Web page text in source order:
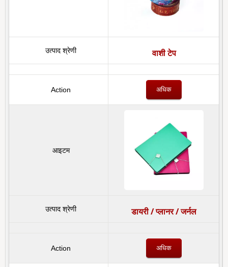
वाशी टेप
अधिक
डायरी / प्लानर / जर्नल
अधिक